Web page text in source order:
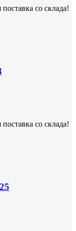
со склада!
со склада!